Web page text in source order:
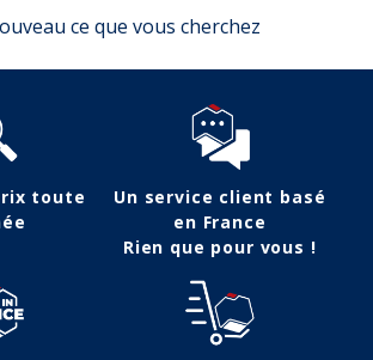
ce que vous cherchez
toute
Un service client basé
en France
Rien que pour vous !